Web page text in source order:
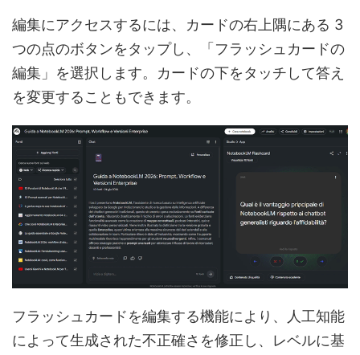
編集にアクセスするには、カードの右上隅にある 3
つの点のボタンをタップし、「フラッシュカードの
編集」を選択します。カードの下をタッチして答え
を変更することもできます。
フラッシュカードを編集する機能により、人工知能
によって生成された不正確さを修正し、レベルに基